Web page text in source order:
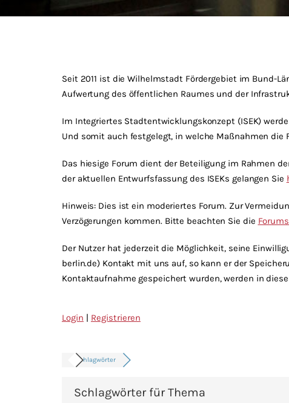
Seit 2011 ist die Wilhelmstadt Fördergebiet im Bund-
Aufwertung des öffentlichen Raumes und der
Im Integriertes Stadtentwicklungskonzept (ISEK)
Und somit auch festgelegt, in welche Maßnahmen die
Das hiesige Forum dient der Beteiligung im Rahmen
der aktuellen Entwurfsfassung des ISEKs gelangen Sie
Hinweis: Dies ist ein moderiertes Forum. Zur
Verzögerungen kommen. Bitte beachten Sie die
Der Nutzer hat jederzeit die Möglichkeit, seine
berlin.de) Kontakt mit uns auf, so kann er der
Kontaktaufnahme gespeichert wurden, werden in
Login | Registrieren
Schlagwörter
Schlagwörter für Thema